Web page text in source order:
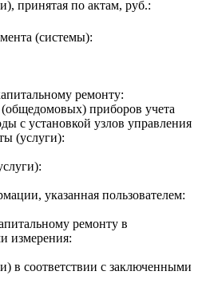
принятая по актам, руб.:
(системы):
ремонту:
приборов учета
с установкой узлов управления
(услуги):
указанная пользователем:
ремонту в
измерения:
в соответствии с заключенными